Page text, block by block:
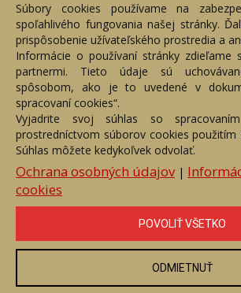
Akékoľvek používanie obrazových a textových
podmienené výslovným súhlasom jej
vyhradené.
Súbory cookies používame na
spoľahlivého fungovania našej stránky.
prispôsobenie užívateľského prostredia a
Informácie o používaní stránky zdieľame
partnermi. Tieto údaje sú
spôsobom, ako je to uvedené v
spracovaní cookies“.
Vyjadrite svoj súhlas so
prostredníctvom súborov cookies použitím
Súhlas môžete kedykoľvek odvolať.
Ochrana osobných údajov|
cookies
POVOLIŤ VŠETKO
ODMIETNUŤ